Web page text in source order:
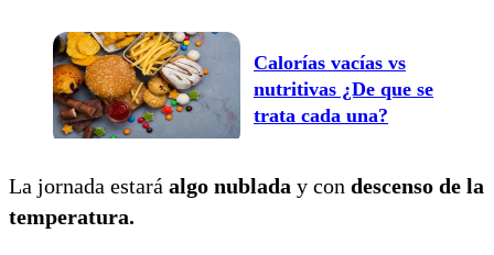
Calorías vacías vs
nutritivas ¿De que se
trata cada una?
La jornada estará algo nublada y con descenso de la
temperatura.